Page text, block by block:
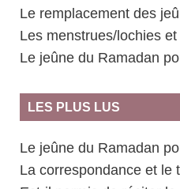
Le remplacement des
Les menstrues/lochies
Le jeûne du Ramadan
LES PLUS LUS
Le jeûne du Ramadan
La correspondance et le